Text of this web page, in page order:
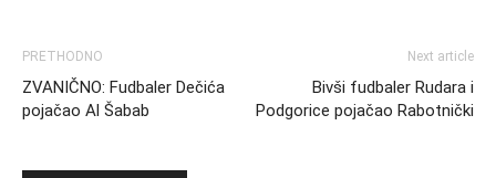
PRETHODNO
ZVANIČNO: Fudbaler Dečića
pojačao Al Šabab
Next article
Bivši fudbaler Rudara i
Podgorice pojačao Rabotnički